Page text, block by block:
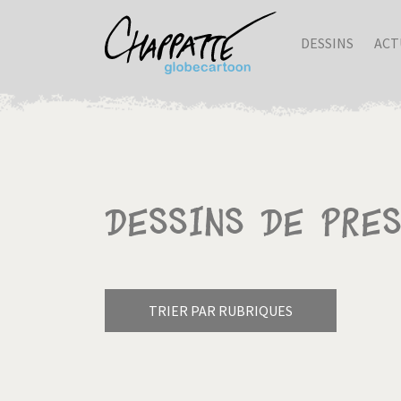
DESSINS
Dessins de
TRIER PAR RUBRIQUES